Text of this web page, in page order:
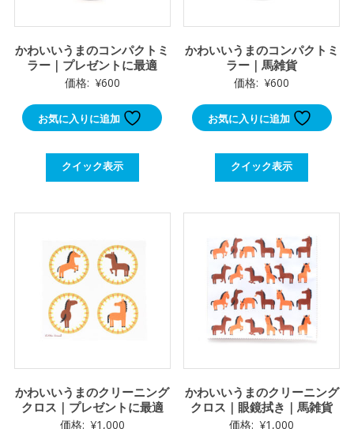
かわいいうまのコンパクトミ
ラー｜プレゼントに最適
価格: ¥600
お気に入りに追加
クイック表示
かわいいうまのコンパクトミ
ラー｜馬雑貨
価格: ¥600
お気に入りに追加
クイック表示
かわいいうまのクリーニング
クロス｜プレゼントに最適
価格: ¥1,000
かわいいうまのクリーニング
クロス｜眼鏡拭き｜馬雑貨
価格: ¥1,000